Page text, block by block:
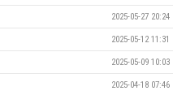
2025-05-27 20:24
2025-05-12 11:31
2025-05-09 10:03
2025-04-18 07:46